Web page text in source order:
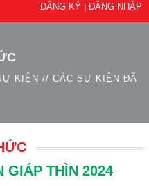
ĐĂNG KÝ ĐĂNG NHẬP
KIỆN // CÁC SỰ KIỆN ĐÃ
GIÁP THÌN 2024